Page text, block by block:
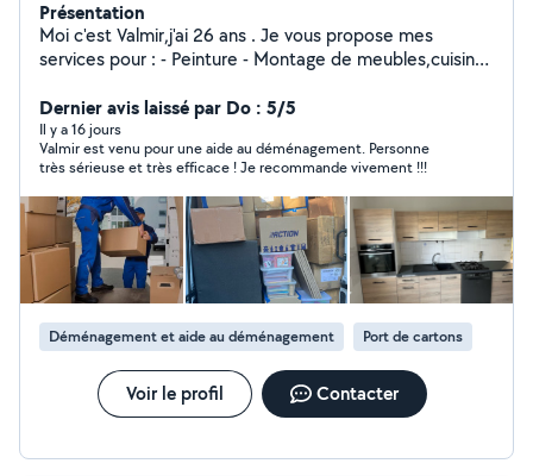
Présentation
Moi c'est Valmir,j'ai 26 ans . Je vous propose mes
services pour : - Peinture - Montage de meubles,cuisine
Débarras,vide maison,garage,grenieres.. - Livraison de
colis et tout type de meubles - Évacuation et mise en
déchèterie Je suis équipe de sangles , couverture diable
pour le chargés lourds N'hésitez pas à me contacter ,je
me ferais plaisir de répondre à vos questions. À bientôt
Valmir !
Dernier avis laissé par Do : 5/5
Il y a 16 jours
Valmir est venu pour une aide au déménagement. Personne
très sérieuse et très efficace ! Je recommande vivement !!!
Déménagement et aide au déménagement Port de cartons
Voir le profil Contacter